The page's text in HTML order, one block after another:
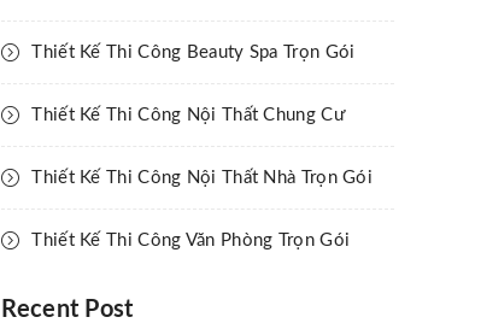
Thiết Kế Thi Công Beauty Spa Trọn Gói
Thiết Kế Thi Công Nội Thất Chung Cư
Thiết Kế Thi Công Nội Thất Nhà Trọn Gói
Thiết Kế Thi Công Văn Phòng Trọn Gói
Recent Post